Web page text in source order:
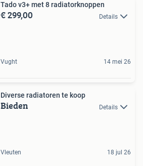
Tado v3+ met 8 radiatorknoppen
€ 299,00 Details
Vught 14 mei 26
Diverse radiatoren te koop
Bieden Details
Vleuten 18 jul 26